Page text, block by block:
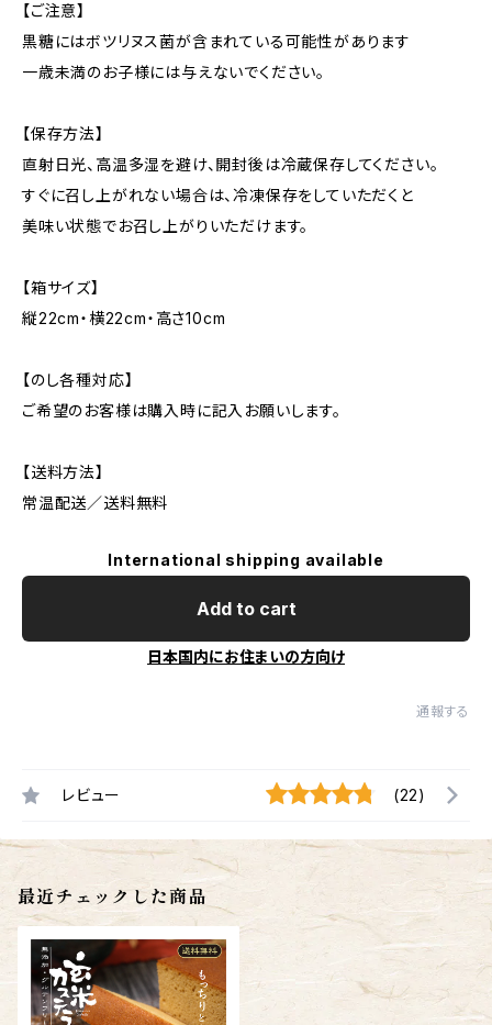
【ご注意】
黒糖にはボツリヌス菌が含まれている可能性があります
一歳未満のお子様には与えないでください。
【保存方法】
直射日光、高温多湿を避け、開封後は冷蔵保存してください。
すぐに召し上がれない場合は、冷凍保存をしていただくと
美味い状態でお召し上がりいただけます。
【箱サイズ】
縦22cm・横22cm・高さ10cm
【のし各種対応】
ご希望のお客様は購入時に記入お願いします。
【送料方法】
常温配送／送料無料
International shipping available
Add to cart
日本国内にお住まいの方向け
通報する
レビュー (22)
最近チェックした商品